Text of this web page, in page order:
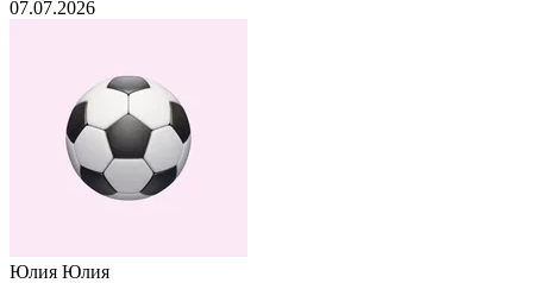
07.07.2026
Юлия Юлия